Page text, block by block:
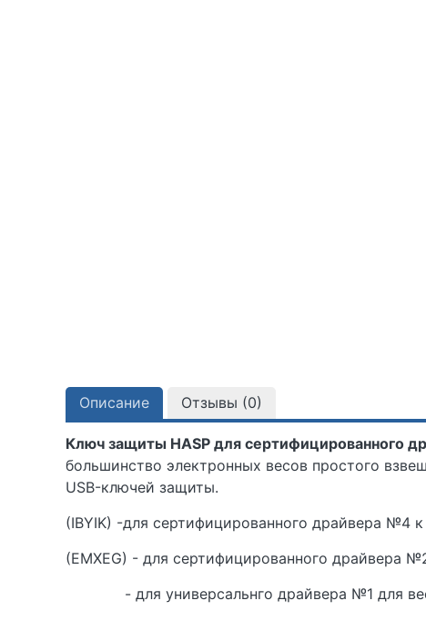
Описание Отзывы (0)
Ключ защиты HASP для сертифицированного
большинство электронных весов простого
USB-ключей защиты.
(IBYIK) -для сертифицированного драйвера №4
(EMXEG) - для сертифицированного драйвера
- для универсальнго драйвера №1 для